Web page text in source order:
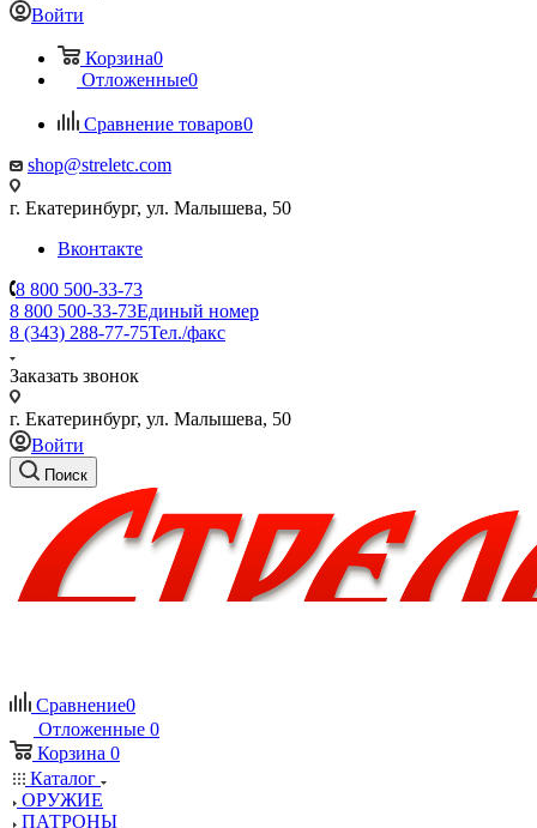
Войти
Корзина0
Отложенные0
Сравнение товаров0
shop@streletc.com
г. Екатеринбург, ул. Малышева, 50
Вконтакте
8 800 500-33-73
8 800 500-33-73Единый номер
8 (343) 288-77-75Тел./факс
Заказать звонок
г. Екатеринбург, ул. Малышева, 50
Войти
Поиск
Сравнение0
Отложенные 0
Корзина 0
Каталог
ОРУЖИЕ
ПАТРОНЫ